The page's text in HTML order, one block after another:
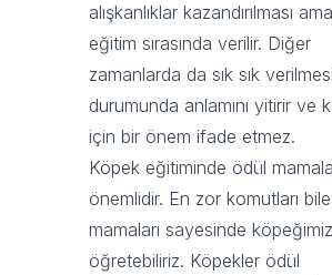
alışkanlıklar kazandırılması
eğitim sırasında verilir. Diğer
zamanlarda da sık sık verilmesi
durumunda anlamını yitirir ve
için bir önem ifade etmez.
Köpek eğitiminde ödül
önemlidir. En zor komutları
mamaları sayesinde
öğretebiliriz. Köpekler ödül